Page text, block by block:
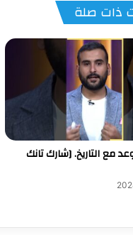
ذات صلة
مع التاريخ. [شارك تانك